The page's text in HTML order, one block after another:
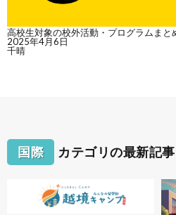
高校生対象の校外活動・プログラムまと
2025年4月6日
千晴
国際 カテゴリの最新記事